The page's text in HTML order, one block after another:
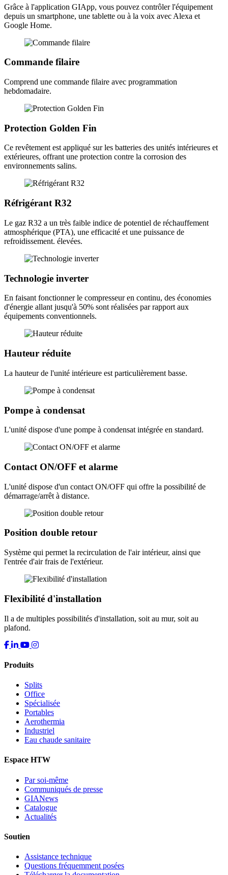
Grâce à l'application GIApp, vous pouvez contrôler l'équipement
depuis un smartphone, une tablette ou à la voix avec Alexa et
Google Home.
Commande filaire
Comprend une commande filaire avec programmation
hebdomadaire.
Protection Golden Fin
Ce revêtement est appliqué sur les batteries des unités intérieures et
extérieures, offrant une protection contre la corrosion des
environnements salins.
Réfrigérant R32
Le gaz R32 a un très faible indice de potentiel de réchauffement
atmosphérique (PTA), une efficacité et une puissance de
refroidissement. élevées.
Technologie inverter
En faisant fonctionner le compresseur en continu, des économies
d'énergie allant jusqu'à 50% sont réalisées par rapport aux
équipements conventionnels.
Hauteur réduite
La hauteur de l'unité intérieure est particulièrement basse.
Pompe à condensat
L'unité dispose d'une pompe à condensat intégrée en standard.
Contact ON/OFF et alarme
L'unité dispose d'un contact ON/OFF qui offre la possibilité de
démarrage/arrêt à distance.
Position double retour
Système qui permet la recirculation de l'air intérieur, ainsi que
l'entrée d'air frais de l'extérieur.
Flexibilité d'installation
Il a de multiples possibilités d'installation, soit au mur, soit au
plafond.
Produits
Splits
Office
Spécialisée
Portables
Aerothermia
Industriel
Eau chaude sanitaire
Espace HTW
Par soi-même
Communiqués de presse
GIANews
Catalogue
Actualités
Soutien
Assistance technique
Questions fréquemment posées